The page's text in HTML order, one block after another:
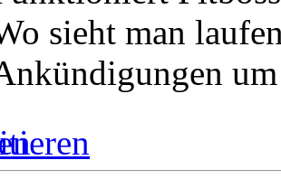
sieht man